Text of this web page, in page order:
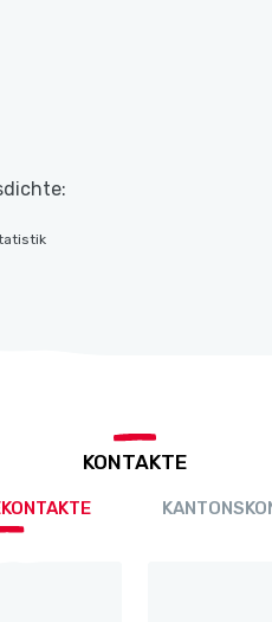
KONTAKTE